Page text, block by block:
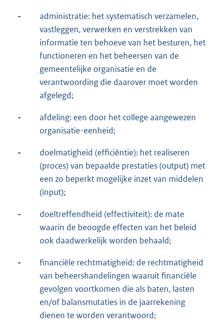
-
administratie: het systematisch verzamelen,
vastleggen, verwerken en verstrekken van
informatie ten behoeve van het besturen, het
functioneren en het beheersen van de
gemeentelijke organisatie en de
verantwoording die daarover moet worden
afgelegd;
-
afdeling: een door het college aangewezen
organisatie-eenheid;
-
doelmatigheid (efficiëntie): het realiseren
(proces) van bepaalde prestaties (output) met
een zo beperkt mogelijke inzet van middelen
(input);
-
doeltreffendheid (effectiviteit): de mate
waarin de beoogde effecten van het beleid
ook daadwerkelijk worden behaald;
-
financiële rechtmatigheid: de rechtmatigheid
van beheershandelingen waaruit financiële
gevolgen voortkomen die als baten, lasten
en/of balansmutaties in de jaarrekening
dienen te worden verantwoord;